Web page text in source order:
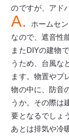
のですが、アド
A.
ホームセ
なので、遮音性
またDIYの建物
うため、台風な
ます。物置やプ
物の中に、防音
うか。その際は
要となるでしょ
あとは排気や冷